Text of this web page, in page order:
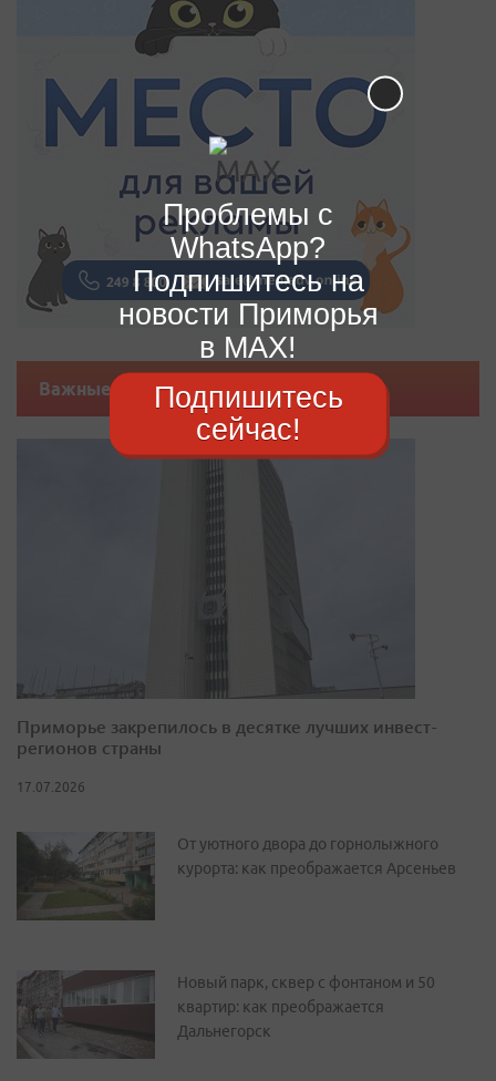
Важные новости
Приморье закрепилось в десятке лучших инвест-
регионов страны
17.07.2026
От уютного двора до горнолыжного
курорта: как преображается Арсеньев
Новый парк, сквер с фонтаном и 50
квартир: как преображается
Дальнегорск
Проблемы с
WhatsApp?
Подпишитесь на
новости Приморья
в MAX!
Подпишитесь
сейчас!